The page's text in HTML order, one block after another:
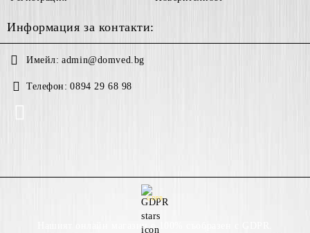
Информация за контакти:
Имейл: admin@domved.bg
Телефон: 0894 29 68 98
GDPR
Нашият онлайн магазин е 100% съобразен с GDPR.